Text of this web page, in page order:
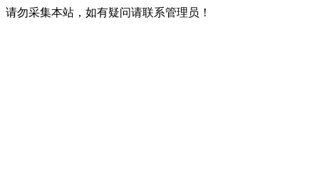
请勿采集本站，如有疑问请联系管理员！